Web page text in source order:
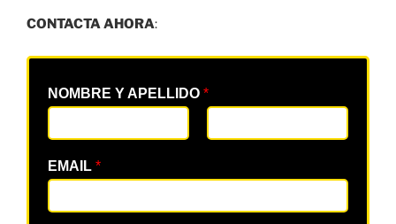
CONTACTA AHORA:
NOMBRE Y APELLIDO *
EMAIL *